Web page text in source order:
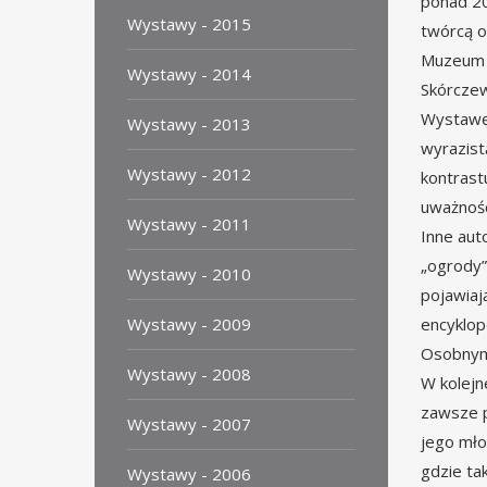
twórcą
Inne
W
zawsze
jego
gdzie
Wystawy - 2015
Wystawy - 2014
Wystawy - 2013
Wystawy - 2012
Wystawy - 2011
Wystawy - 2010
Wystawy - 2009
Wystawy - 2008
Wystawy - 2007
Wystawy - 2006